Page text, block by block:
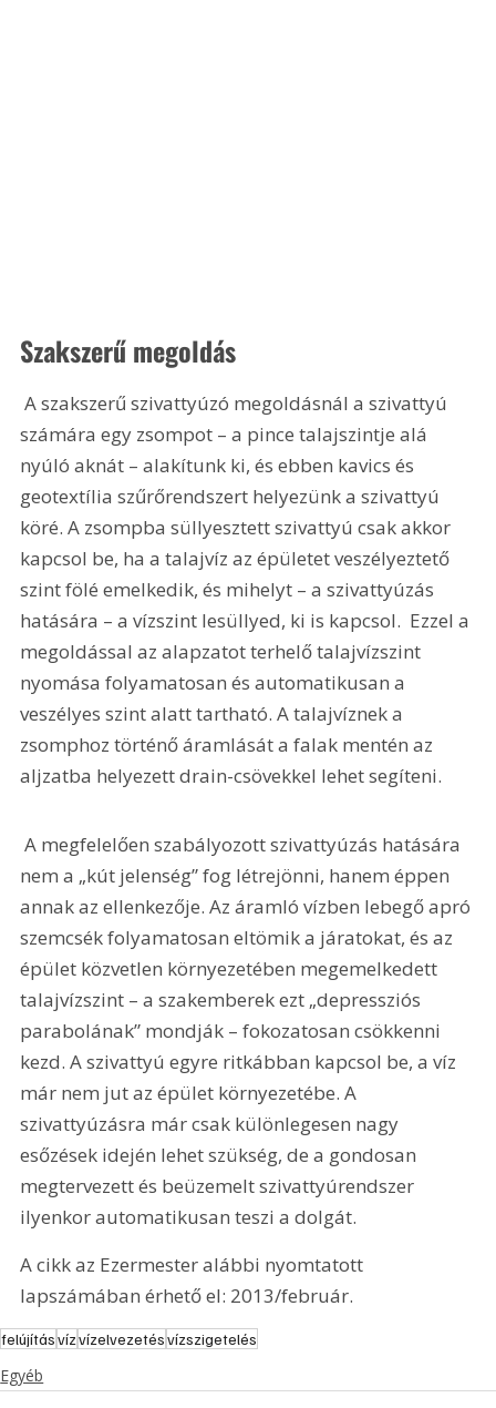
Szakszerű megoldás
A szakszerű szivattyúzó megoldásnál a szivattyú
számára egy zsompot – a pince talajszintje alá
nyúló aknát – alakítunk ki, és ebben kavics és
geotextília szűrőrendszert helyezünk a szivattyú
köré. A zsompba süllyesztett szivattyú csak akkor
kapcsol be, ha a talajvíz az épületet veszélyeztető
szint fölé emelkedik, és mihelyt – a szivattyúzás
hatására – a vízszint lesüllyed, ki is kapcsol.  Ezzel a
megoldással az alapzatot terhelő talajvízszint
nyomása folyamatosan és automatikusan a
veszélyes szint alatt tartható. A talajvíznek a
zsomphoz történő áramlását a falak mentén az
aljzatba helyezett drain-csövekkel lehet segíteni.
A megfelelően szabályozott szivattyúzás hatására
nem a „kút jelenség” fog létrejönni, hanem éppen
annak az ellenkezője. Az áramló vízben lebegő apró
szemcsék folyamatosan eltömik a járatokat, és az
épület közvetlen környezetében megemelkedett
talajvízszint – a szakemberek ezt „depressziós
parabolának” mondják – fokozatosan csökkenni
kezd. A szivattyú egyre ritkábban kapcsol be, a víz
már nem jut az épület környezetébe. A
szivattyúzásra már csak különlegesen nagy
esőzések idején lehet szükség, de a gondosan
megtervezett és beüzemelt szivattyúrendszer
ilyenkor automatikusan teszi a dolgát.
A cikk az Ezermester alábbi nyomtatott
lapszámában érhető el: 2013/február.
felújításvízvízelvezetésvízszigetelés
Egyéb